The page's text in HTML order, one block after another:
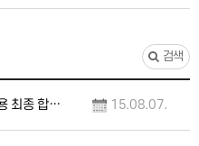
검색
2015년도 진흥원 직원(정규직) 채용 최종 합격자 명단 15.08.07.